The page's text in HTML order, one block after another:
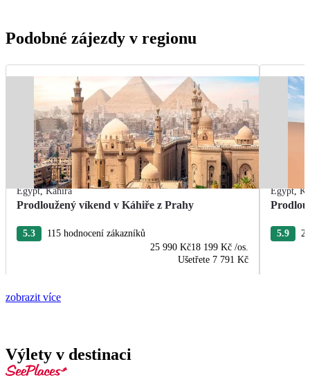
Podobné zájezdy v regionu
Egypt,Káhira
Prodloužený víkend v Káhiře z Prahy
5.3
115 hodnocení zákazníků
25 990 Kč18 199 Kč /os.
Ušetřete 7 791 Kč
Egypt,
5.9
zobrazit více
Výlety v destinaci